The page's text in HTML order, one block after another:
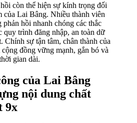
còn thể hiện sự kính trọng đối
Lai Bâng. Nhiều thành viên
phản hồi nhanh chóng các thắc
quy trình đăng nhập, an toàn dữ
Chính sự tận tâm, chân thành của
đồng vững mạnh, gắn bó và
gian dài.
của Lai Bâng
nội dung chất
9x